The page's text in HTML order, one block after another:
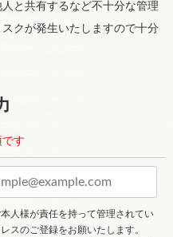
と共有するなど不十分な管理
クが発生いたしますので十分
す
人様が責任を持って管理されてい
スのご登録をお願いたします。